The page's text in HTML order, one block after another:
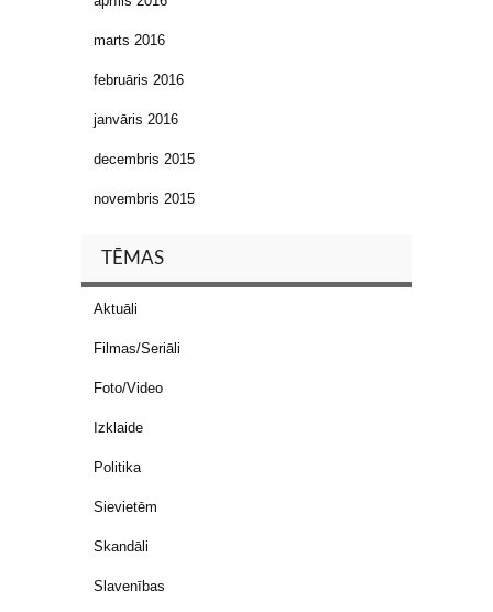
marts 2016
februāris 2016
janvāris 2016
decembris 2015
novembris 2015
TĒMAS
Aktuāli
Filmas/Seriāli
Foto/Video
Izklaide
Politika
Sievietēm
Skandāli
Slavenības